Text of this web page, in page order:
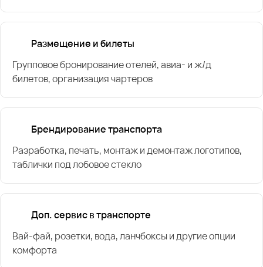
Размещение и билеты
Групповое бронирование отелей, авиа- и ж/д
билетов, организация чартеров
Брендирование транспорта
Разработка, печать, монтаж и демонтаж логотипов,
таблички под лобовое стекло
Доп. сервис в транспорте
Вай-фай, розетки, вода, ланчбоксы и другие опции
комфорта